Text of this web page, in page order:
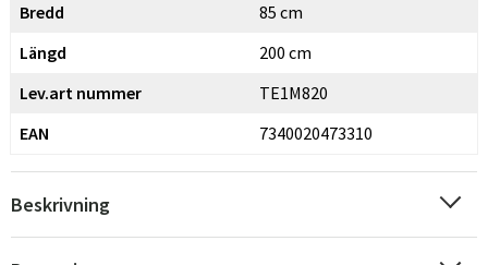
Bredd
85 cm
Längd
200 cm
Lev.art nummer
TE1M820
EAN
7340020473310
Beskrivning